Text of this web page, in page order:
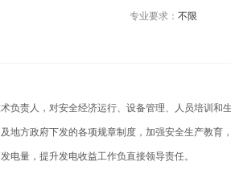
专业要求： 不限
负责人，对安全经济运行、设备管理、人员培训和
地方政府下发的各项规章制度，加强安全生产教育，
电量，提升发电收益工作负直接领导责任。